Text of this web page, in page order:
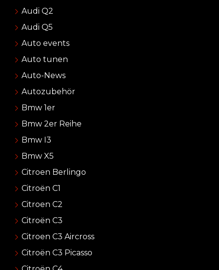
Audi Q2
Audi Q5
Auto events
Auto tunen
Auto-News
Autozubehör
Bmw 1er
Bmw 2er Reihe
Bmw I3
Bmw X5
Citroen Berlingo
Citroën C1
Citroen C2
Citroën C3
Citroen C3 Aircross
Citroën C3 Picasso